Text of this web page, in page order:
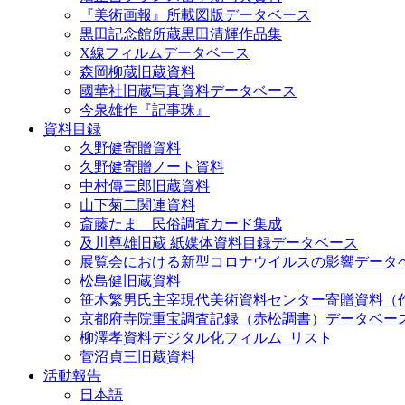
『美術画報』所載図版データベース
黒田記念館所蔵黒田清輝作品集
X線フィルムデータベース
森岡柳蔵旧蔵資料
國華社旧蔵写真資料データベース
今泉雄作『記事珠』
資料目録
久野健寄贈資料
久野健寄贈ノート資料
中村傳三郎旧蔵資料
山下菊二関連資料
斎藤たま 民俗調査カード集成
及川尊雄旧蔵 紙媒体資料目録データベース
展覧会における新型コロナウイルスの影響データ
松島健旧蔵資料
笹木繁男氏主宰現代美術資料センター寄贈資料（
京都府寺院重宝調査記録（赤松調書）データベー
柳澤孝資料デジタル化フィルム_リスト
菅沼貞三旧蔵資料
活動報告
日本語